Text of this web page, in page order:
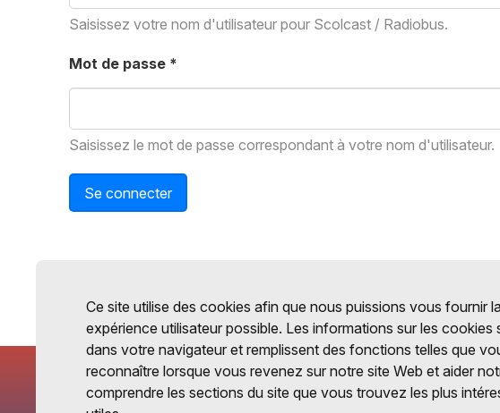
Saisissez votre nom d'utilisateur pour Scolcast / Radiobus.
Mot de passe *
Saisissez le mot de passe correspondant à votre nom d'utilisateur.
Se connecter
Ce site utilise des cookies afin que nous puissions vous fournir
expérience utilisateur possible. Les informations sur les cookies
dans votre navigateur et remplissent des fonctions telles que
reconnaître lorsque vous revenez sur notre site Web et aider
comprendre les sections du site que vous trouvez les plus